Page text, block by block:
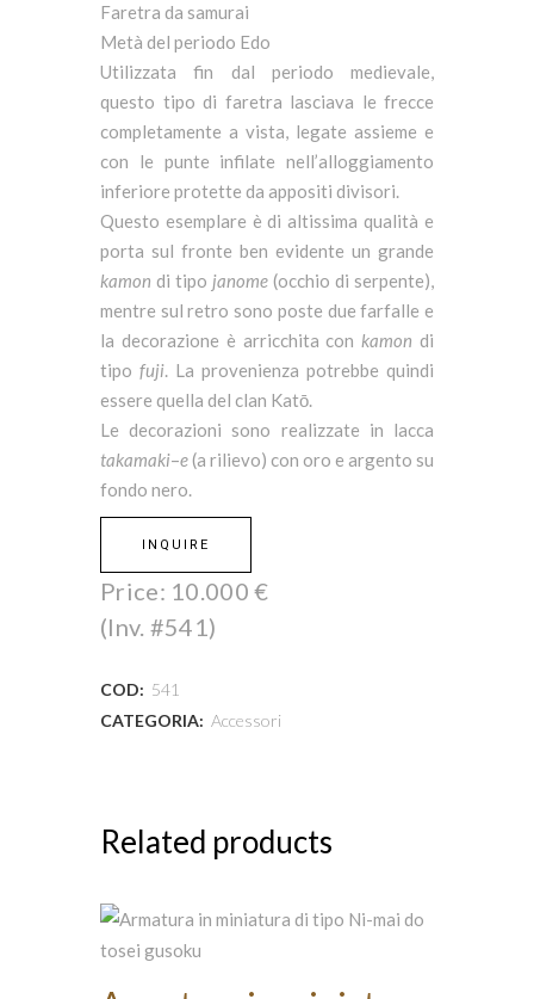
Faretra da samurai
Metà del periodo Edo
Utilizzata fin dal periodo medievale,
questo tipo di faretra lasciava le frecce
completamente a vista, legate assieme e
con le punte infilate nell’alloggiamento
inferiore protette da appositi divisori.
Questo esemplare è di altissima qualità e
porta sul fronte ben evidente un grande
kamon di tipo janome (occhio di serpente),
mentre sul retro sono poste due farfalle e
la decorazione è arricchita conkamon di
tipo fuji. La provenienza potrebbe quindi
essere quella del clan Katō.
Le decorazioni sono realizzate in lacca
takamaki–e(a rilievo) con oro e argento su
fondo nero.
INQUIRE
Price: 10.000€
(Inv. #541)
COD: 541
CATEGORIA: Accessori
Related products